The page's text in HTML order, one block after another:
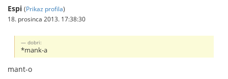
Espi (Prikaz profila)
18. prosinca 2013. 17:38:30
dobri:
*mank-a
mant-o